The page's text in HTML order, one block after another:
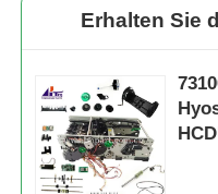
Erhalten Sie